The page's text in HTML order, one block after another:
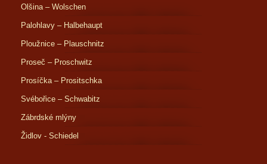
Olšina – Wolschen
Palohlavy – Halbehaupt
Ploužnice – Plauschnitz
Proseč – Proschwitz
Prosíčka – Prositschka
Svébořice – Schwabitz
Zábrdské mlýny
Židlov - Schiedel